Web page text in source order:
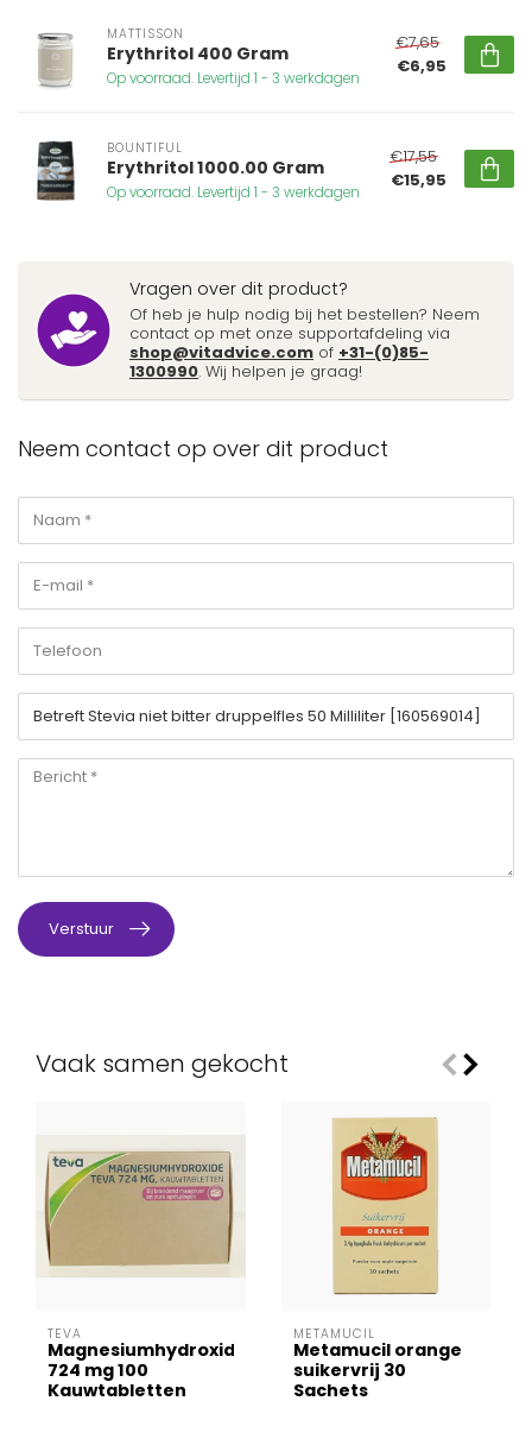
MATTISSON
Erythritol 400 Gram
Op voorraad. Levertijd 1 - 3 werkdagen
€7,65
€6,95
BOUNTIFUL
Erythritol 1000.00 Gram
Op voorraad. Levertijd 1 - 3 werkdagen
€17,55
€15,95
Vragen over dit product?
Of heb je hulp nodig bij het bestellen? Neem
contact op met onze supportafdeling via
shop@vitadvice.com of +31-(0)85-
1300990. Wij helpen je graag!
Neem contact op over dit product
Verstuur
Vaak samen gekocht
TEVA
Magnesiumhydroxide
724 mg 100
Kauwtabletten
METAMUCIL
Metamucil orange
suikervrij 30
Sachets